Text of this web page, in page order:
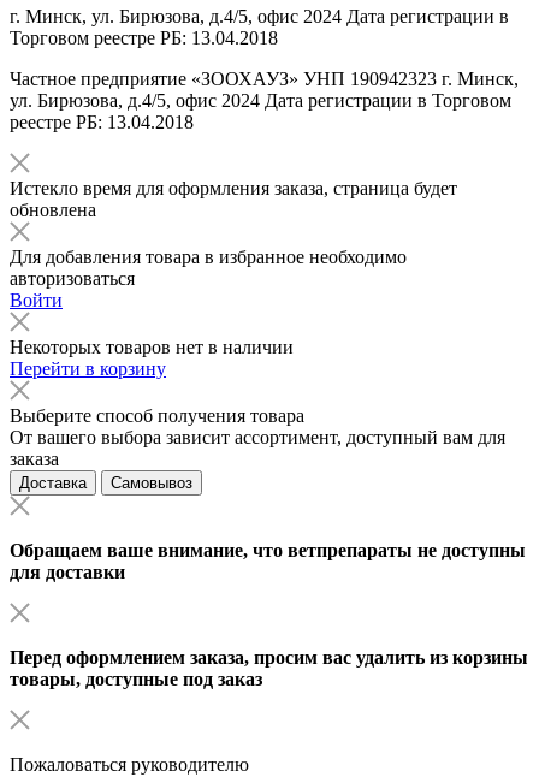
г. Минск, ул. Бирюзова, д.4/5, офис 2024 Дата регистрации в
Торговом реестре РБ: 13.04.2018
Частное предприятие «ЗООХАУЗ» УНП 190942323 г. Минск,
ул. Бирюзова, д.4/5, офис 2024 Дата регистрации в Торговом
реестре РБ: 13.04.2018
Истекло время для оформления заказа, страница будет
обновлена
Для добавления товара в избранное необходимо
авторизоваться
Войти
Некоторых товаров нет в наличии
Перейти в корзину
Выберите способ получения товара
От вашего выбора зависит ассортимент, доступный вам для
заказа
Доставка Самовывоз
Обращаем ваше внимание, что ветпрепараты не доступны
для доставки
Перед оформлением заказа, просим вас удалить из корзины
товары, доступные под заказ
Пожаловаться руководителю